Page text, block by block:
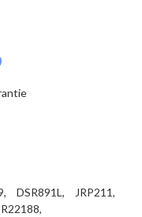
DSR891L,
JRP211,